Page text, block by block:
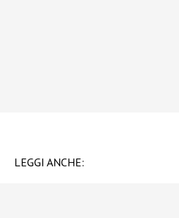
LEGGI ANCHE: